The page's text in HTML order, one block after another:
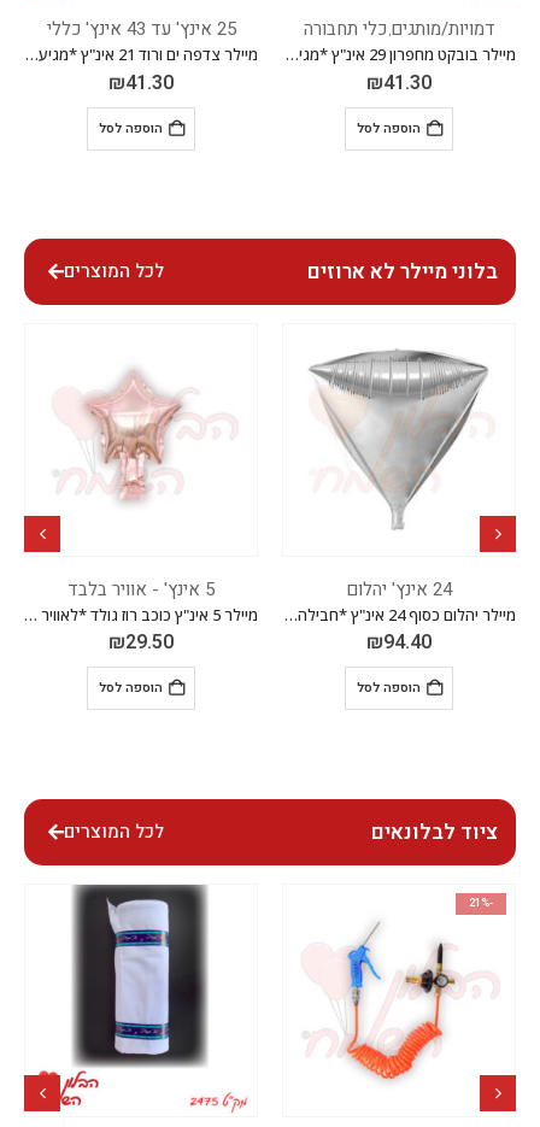
דמויות/מותגים, כלי תחבורה
מיילר בובקט מחפרון 29 אינ"ץ *מגיע בסיטונאות חבילה של 5 יח'*
₪41.30
הוספה לסל
25 אינץ' עד 43 אינץ' כללי
מיילר צדפה ים ורוד 21 אינ"ץ *מגיע בסיטונאות חבילה של 5 יח'*
₪41.30
הוספה לסל
בלוני מיילר לא ארוזים לכל המוצרים
24 אינץ' יהלום
מיילר יהלום כסוף 24 אינ"ץ *חבילה של 20 יח'*
₪94.40
הוספה לסל
5 אינץ' - אוויר בלבד
מיילר 5 אינ"ץ כוכב רוז גולד *לאוויר בלבד* *חבילה של 50 יח'*
₪29.50
הוספה לסל
ציוד לבלונאים לכל המוצרים
-21%